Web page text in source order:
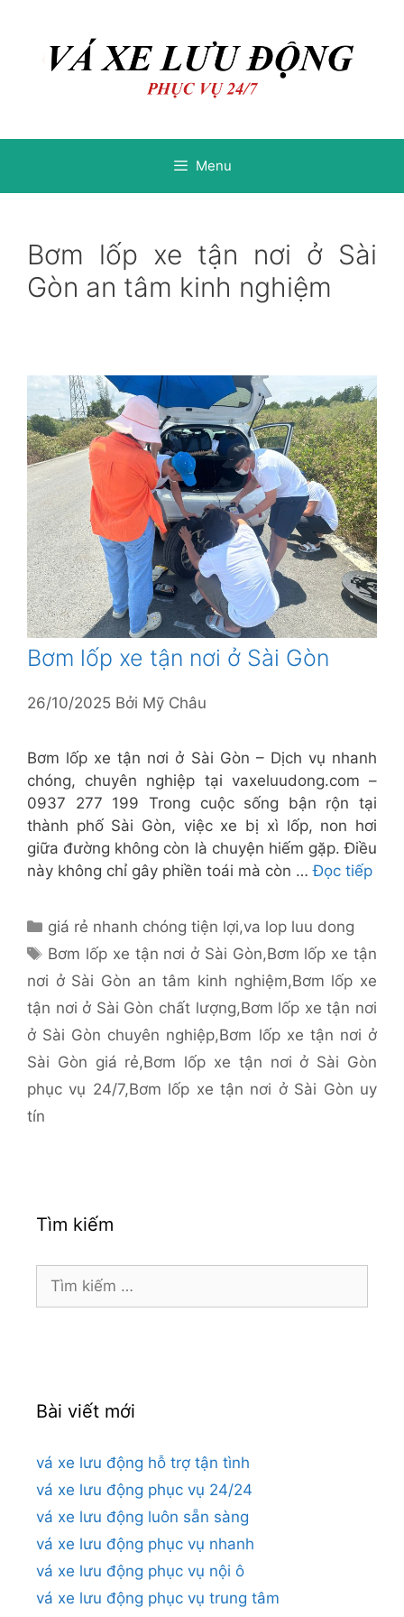
Menu
Bơm lốp xe tận nơi ở Sài
Gòn an tâm kinh nghiệm
Bơm lốp xe tận nơi ở Sài Gòn
26/10/2025 Bởi Mỹ Châu
Bơm lốp xe tận nơi ở Sài Gòn – Dịch vụ nhanh
chóng, chuyên nghiệp tại vaxeluudong.com –
0937 277 199 Trong cuộc sống bận rộn tại
thành phố Sài Gòn, việc xe bị xì lốp, non hơi
giữa đường không còn là chuyện hiếm gặp. Điều
này không chỉ gây phiền toái mà còn …Đọc tiếp
Danh
mục
giá rẻ nhanh chóng tiện lợi,va lop luu dong
Thẻ
Bơm lốp xe tận nơi ở Sài Gòn,Bơm lốp xe tận
nơi ở Sài Gòn an tâm kinh nghiệm,Bơm lốp xe
tận nơi ở Sài Gòn chất lượng,Bơm lốp xe tận nơi
ở Sài Gòn chuyên nghiệp,Bơm lốp xe tận nơi ở
Sài Gòn giá rẻ,Bơm lốp xe tận nơi ở Sài Gòn
phục vụ 24/7,Bơm lốp xe tận nơi ở Sài Gòn uy
tín
Tìm kiếm
Tìm
kiếm
Bài viết mới
vá xe lưu động hỗ trợ tận tình
vá xe lưu động phục vụ 24/24
vá xe lưu động luôn sẵn sàng
vá xe lưu động phục vụ nhanh
vá xe lưu động phục vụ nội ô
vá xe lưu động phục vụ trung tâm